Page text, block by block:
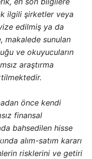
ilgili şirketler veya
edilmiş ya da
makalede sunulan
ve okuyucuların
araştırma
önce kendi
finansal
bahsedilen hisse
alım-satım kararı
risklerini ve getiri